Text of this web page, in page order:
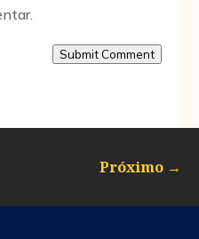
Submit Comment
Próximo →